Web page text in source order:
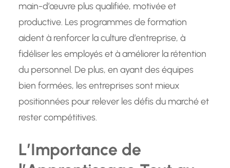
main-d’œuvre plus qualifiée, motivée et
productive. Les programmes de formation
aident à renforcer la culture d’entreprise, à
fidéliser les employés et à améliorer la rétention
du personnel. De plus, en ayant des équipes
bien formées, les entreprises sont mieux
positionnées pour relever les défis du marché et
rester compétitives.
L’Importance de